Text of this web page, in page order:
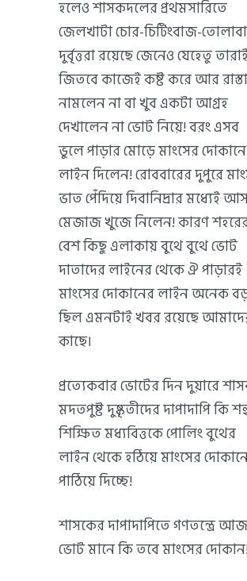
হলেও শাসকদলের প্রথমসারিতে
জেলখাটা চোর-চিটিংবাজ-
দুর্বৃত্তরা রয়েছে জেনেও যেহেতু
জিতবে কাজেই কষ্ট করে আর
নামলেন না বা খুব একটা আগ্রহ
দেখালেন না ভোট নিয়ে! বরং এসব
ভুলে পাড়ার মোড়ে মাংসের দোকানে
লাইন দিলেন! রোববারের দুপুরে
ভাত পেঁদিয়ে দিবানিদ্রার মধ্যেই
মেজাজ খুজে নিলেন! কারণ
বেশ কিছু এলাকায় বুথে বুথে ভোট
দাতাদের লাইনের থেকে ঐ পাড়ারই
মাংসের দোকানের লাইন অনেক
ছিল এমনটাই খবর রয়েছে
কাছে।
প্রত্যেকবার ভোটের দিন দুয়ারে
মদতপুষ্ট দুষ্কৃতীদের দাপাদাপি কি
শিক্ষিত মধ্যবিত্তকে পোলিং বুথের
লাইন থেকে হঠিয়ে মাংসের
পাঠিয়ে দিচ্ছে!
শাসকের দাপাদাপিতে গণতন্ত্রে আজ
ভোট মানে কি তবে মাংসের